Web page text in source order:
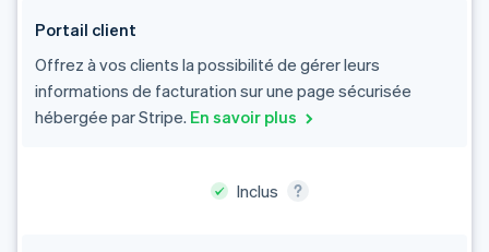
Portail client
Offrez à vos clients la possibilité de gérer leurs
informations de facturation sur une page sécurisée
hébergée par Stripe. En savoir plus